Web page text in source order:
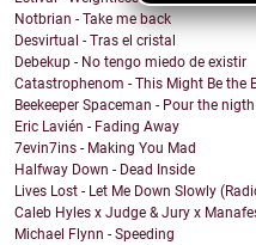
Notbrian - Take me back
Desvirtual - Tras el cristal
Debekup - No tengo miedo de existir
Catastrophenom - This Might Be the
Beekeeper Spaceman - Pour the nigth
Eric Lavién - Fading Away
7evin7ins - Making You Mad
Halfway Down - Dead Inside
Lives Lost - Let Me Down Slowly
Caleb Hyles x Judge & Jury x
Michael Flynn - Speeding